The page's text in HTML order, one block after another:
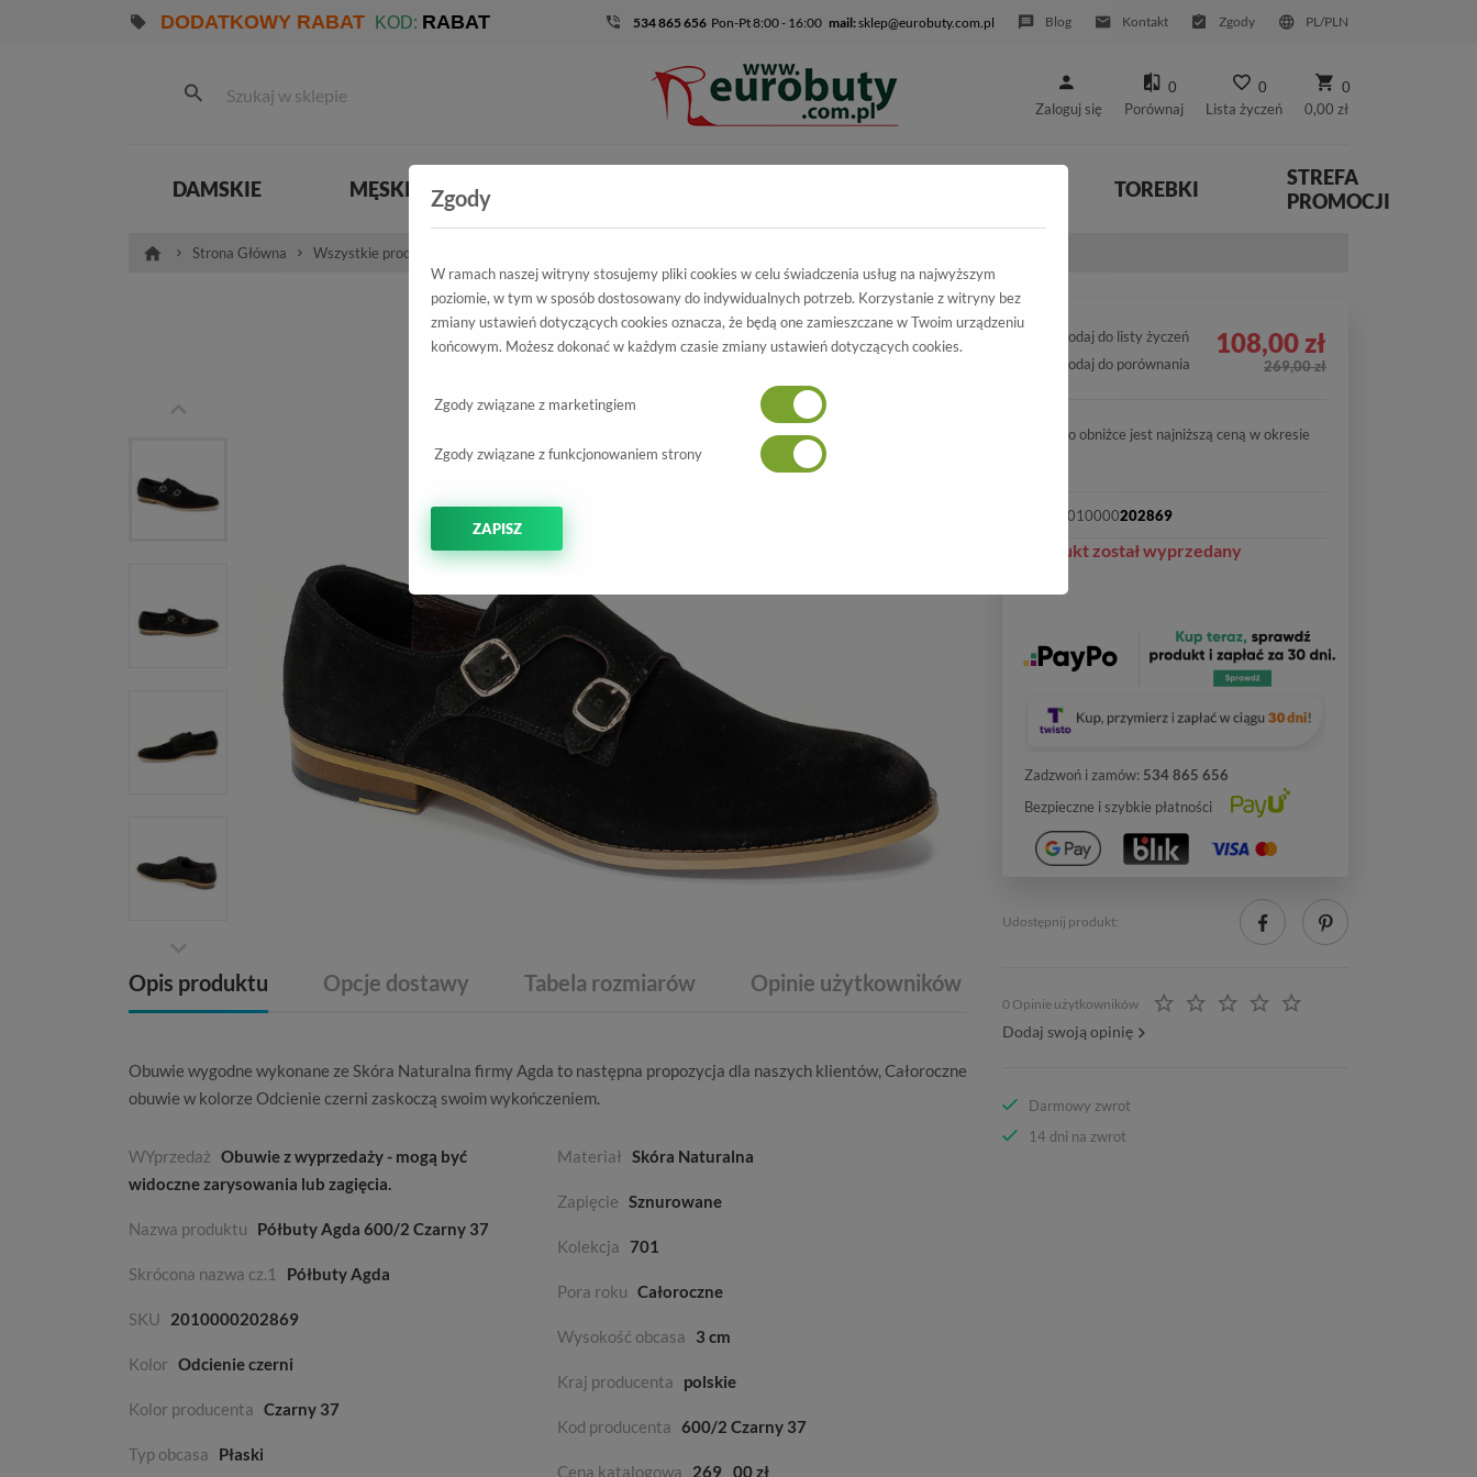
DODATKOWY RABAT KOD: RABAT 534 865 656 Pon-Pt 8:00 - 16:00 mail:sklep@eurobuty.com.pl Blog Kontakt Zgody PL/PLN
Zaloguj się
0
Porównaj
0
Lista życzeń
0
0,00 zł
DAMSKIE MĘSKIE TOREBKI
STREFA
PROMOCJI
Strona Główna Wszystkie produkty
Półbuty Agda
600/2 Czarny 37
-60%
Opis produktu Opcje dostawy Tabela rozmiarów Opinie użytkowników
Obuwie wygodne wykonane ze Skóra Naturalna firmyAgda to następna propozycja dla naszych klientów, Całoroczne
obuwie w kolorze Odcienie czerni zaskoczą swoim wykończeniem.
WYprzedaż Obuwie z wyprzedaży - mogą być
widoczne zarysowania lub zagięcia.
Nazwa produktu Półbuty Agda 600/2 Czarny 37
Skrócona nazwa cz.1 Półbuty Agda
SKU 2010000202869
Kolor Odcienie czerni
Kolor producenta Czarny 37
Typ obcasa Płaski
Materiał Skóra Naturalna
Zapięcie Sznurowane
Kolekcja 701
Pora roku Całoroczne
Wysokość obcasa 3 cm
Kraj producenta polskie
Kod producenta 600/2 Czarny 37
Cena katalogowa 269 00 zł
Dodaj do listy życzeń
Dodaj do porównania
108,00 zł
269,00 zł
Cena po obniżce jest najniższą ceną w okresie
2010000202869
Produkt został wyprzedany
Zadzwoń i zamów: 534 865 656
Bezpieczne i szybkie płatności
Udostępnij produkt:
0 Opinie użytkowników
Dodaj swoją opinię
Darmowy zwrot
14 dni na zwrot
Zgody
W ramach naszej witryny stosujemy pliki cookies w celu świadczenia usług na najwyższym
poziomie, w tym w sposób dostosowany do indywidualnych potrzeb. Korzystanie z witryny bez
zmiany ustawień dotyczących cookies oznacza, że będą one zamieszczane w Twoim urządzeniu
końcowym. Możesz dokonać w każdym czasie zmiany ustawień dotyczących cookies.
Zgody związane z marketingiem
Zgody związane z funkcjonowaniem strony
ZAPISZ